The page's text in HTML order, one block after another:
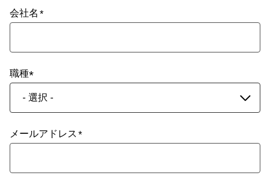
会社名
職種
- 選択 -
メールアドレス